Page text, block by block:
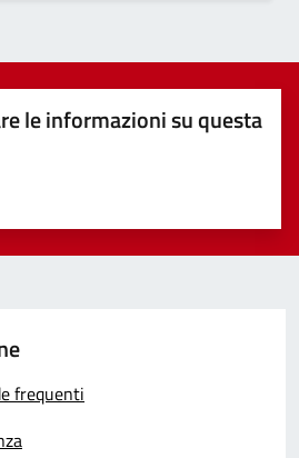
le informazioni su questa
stelle su 5
su 5
5
frequenti